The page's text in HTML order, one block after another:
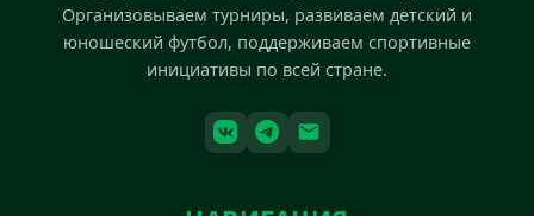
Организовываем турниры, развиваем детский и
юношеский футбол, поддерживаем спортивные
инициативы по всей стране.